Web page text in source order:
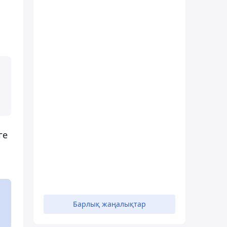
Барлық жаңалықтар